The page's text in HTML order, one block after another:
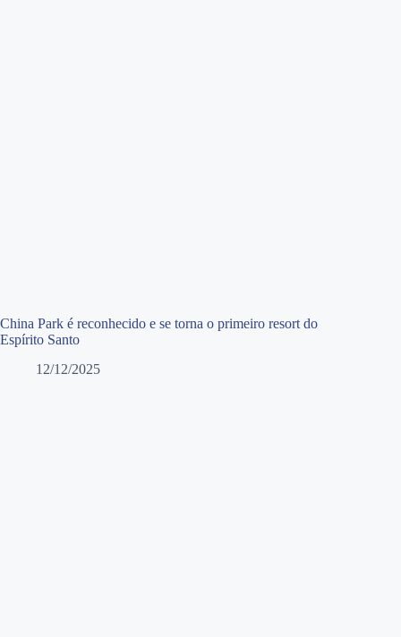
China Park é reconhecido e se torna o primeiro resort do
Espírito Santo
12/12/2025